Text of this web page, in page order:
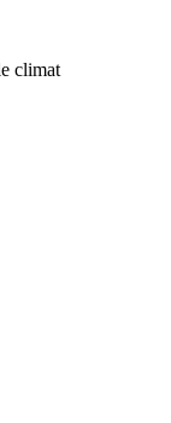
climat